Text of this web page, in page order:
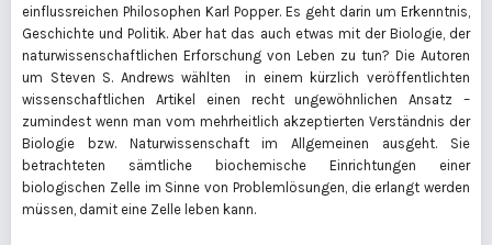
einflussreichen Philosophen Karl Popper. Es geht darin um Erkenntnis,
Geschichte und Politik. Aber hat das auch etwas mit der Biologie, der
naturwissenschaftlichen Erforschung von Leben zu tun? Die Autoren
um Steven S. Andrews wählten in einem kürzlich veröffentlichten
wissenschaftlichen Artikel einen recht ungewöhnlichen Ansatz –
zumindest wenn man vom mehrheitlich akzeptierten Verständnis der
Biologie bzw. Naturwissenschaft im Allgemeinen ausgeht. Sie
betrachteten sämtliche biochemische Einrichtungen einer
biologischen Zelle im Sinne von Problemlösungen, die erlangt werden
müssen, damit eine Zelle leben kann.